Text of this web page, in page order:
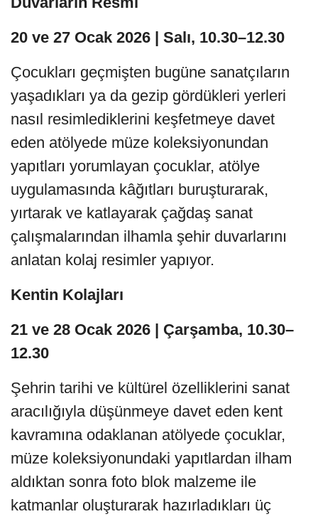
20 ve 27 Ocak 2026 | Salı, 10.30–12.30
Çocukları geçmişten bugüne sanatçıların
yaşadıkları ya da gezip gördükleri yerleri
nasıl resimlediklerini keşfetmeye davet
eden atölyede müze koleksiyonundan
yapıtları yorumlayan çocuklar, atölye
uygulamasında kâğıtları buruşturarak,
yırtarak ve katlayarak çağdaş sanat
çalışmalarından ilhamla şehir duvarlarını
anlatan kolaj resimler yapıyor.
Kentin Kolajları
21 ve 28 Ocak 2026 | Çarşamba, 10.30–
12.30
Şehrin tarihi ve kültürel özelliklerini sanat
aracılığıyla düşünmeye davet eden kent
kavramına odaklanan atölyede çocuklar,
müze koleksiyonundaki yapıtlardan ilham
aldıktan sonra foto blok malzeme ile
katmanlar oluşturarak hazırladıkları üç